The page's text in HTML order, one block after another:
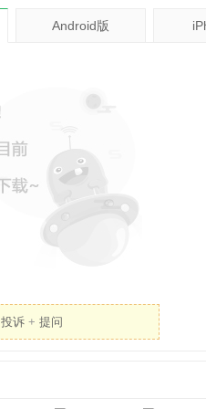
Android版
投诉 + 提问